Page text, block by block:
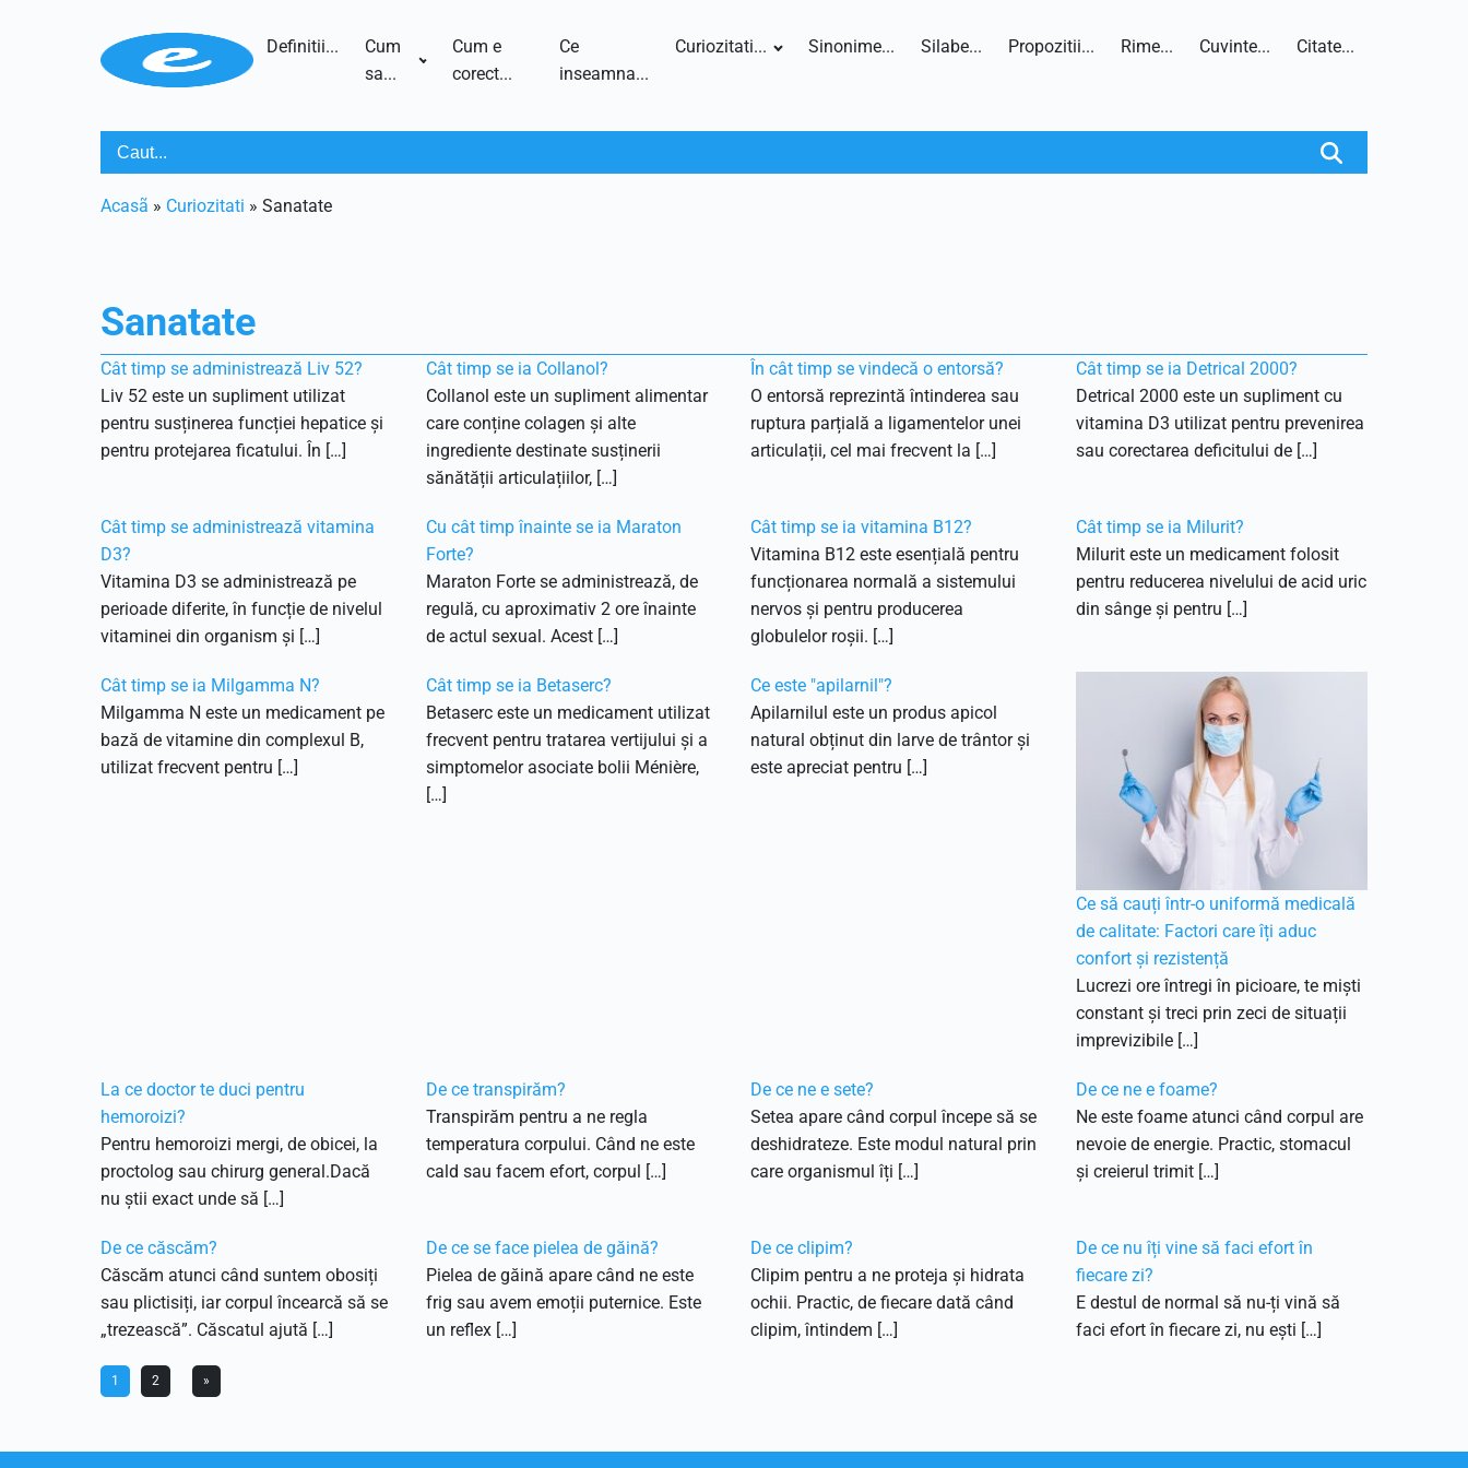
Definitii...
Cum
sa...
Cum e
corect...
Ce
inseamna...
Curiozitati... Sinonime... Silabe... Propozitii... Rime... Cuvinte... Citate...
Acasã » Curiozitati » Sanatate
Sanatate
Cât timp se administrează Liv 52?
Liv 52 este un supliment utilizat
pentru susținerea funcției hepatice și
pentru protejarea ficatului. În […]
Cât timp se ia Collanol?
Collanol este un supliment alimentar
care conține colagen și alte
ingrediente destinate susținerii
sănătății articulațiilor, […]
În cât timp se vindecă o entorsă?
O entorsă reprezintă întinderea sau
ruptura parțială a ligamentelor unei
articulații, cel mai frecvent la […]
Cât timp se ia Detrical 2000?
Detrical 2000 este un supliment cu
vitamina D3 utilizat pentru prevenirea
sau corectarea deficitului de […]
Cât timp se administrează vitamina
D3?
Vitamina D3 se administrează pe
perioade diferite, în funcție de nivelul
vitaminei din organism și […]
Cu cât timp înainte se ia Maraton
Forte?
Maraton Forte se administrează, de
regulă, cu aproximativ 2 ore înainte
de actul sexual. Acest […]
Cât timp se ia vitamina B12?
Vitamina B12 este esențială pentru
funcționarea normală a sistemului
nervos și pentru producerea
globulelor roșii. […]
Cât timp se ia Milurit?
Milurit este un medicament folosit
pentru reducerea nivelului de acid uric
din sânge și pentru […]
Cât timp se ia Milgamma N?
Milgamma N este un medicament pe
bază de vitamine din complexul B,
utilizat frecvent pentru […]
Cât timp se ia Betaserc?
Betaserc este un medicament utilizat
frecvent pentru tratarea vertijului și a
simptomelor asociate bolii Ménière,
[…]
Ce este "apilarnil"?
Apilarnilul este un produs apicol
natural obținut din larve de trântor și
este apreciat pentru […]
Ce să cauți într-o uniformă medicală
de calitate: Factori care îți aduc
confort și rezistență
Lucrezi ore întregi în picioare, te miști
constant și treci prin zeci de situații
imprevizibile […]
La ce doctor te duci pentru
hemoroizi?
Pentru hemoroizi mergi, de obicei, la
proctolog sau chirurg general.Dacă
nu știi exact unde să […]
De ce transpirăm?
Transpirăm pentru a ne regla
temperatura corpului. Când ne este
cald sau facem efort, corpul […]
De ce ne e sete?
Setea apare când corpul începe să se
deshidrateze. Este modul natural prin
care organismul îți […]
De ce ne e foame?
Ne este foame atunci când corpul are
nevoie de energie. Practic, stomacul
și creierul trimit […]
De ce căscăm?
Căscăm atunci când suntem obosiți
sau plictisiți, iar corpul încearcă să se
„trezească”. Căscatul ajută […]
De ce se face pielea de găină?
Pielea de găină apare când ne este
frig sau avem emoții puternice. Este
un reflex […]
De ce clipim?
Clipim pentru a ne proteja și hidrata
ochii. Practic, de fiecare dată când
clipim, întindem […]
De ce nu îți vine să faci efort în
fiecare zi?
E destul de normal să nu-ți vină să
faci efort în fiecare zi, nu ești […]
1 2 »